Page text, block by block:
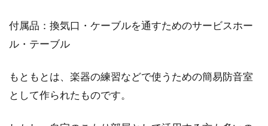
付属品：換気口・ケーブルを通すためのサービスホー
ル・テーブル
もともとは、楽器の練習などで使うための簡易防音室
として作られたものです。